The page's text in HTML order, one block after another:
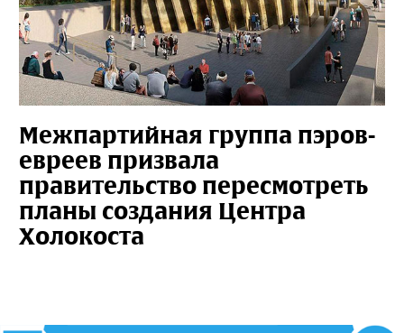
Межпартийная группа пэров-
евреев призвала
правительство пересмотреть
планы создания Центра
Холокоста